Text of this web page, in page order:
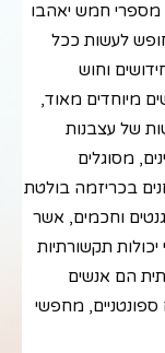
מספרי חמש יאהבו
לעשות ככל
וחוש
מיוחדים מאוד,
של עצבנות
מסוגלים
בכריזמה בולטת
וחכמים, אשר
תקשורתיות
הם אנשים
ספונטניים, מחפשי